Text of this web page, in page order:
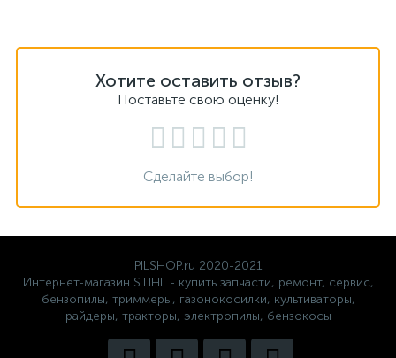
Хотите оставить отзыв?
Поставьте свою оценку!
Сделайте выбор!
PILSHOP.ru 2020-2021
Интернет-магазин STIHL - купить запчасти, ремонт, сервис,
бензопилы, триммеры, газонокосилки, культиваторы,
райдеры, тракторы, электропилы, бензокосы